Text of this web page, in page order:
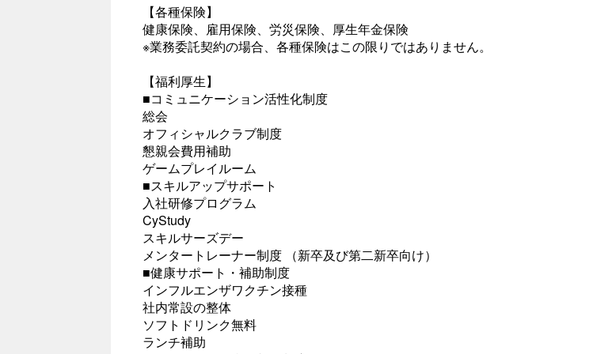
【各種保険】
健康保険、雇用保険、労災保険、厚生年金保険
※業務委託契約の場合、各種保険はこの限りではありません。
【福利厚生】
■コミュニケーション活性化制度
総会
オフィシャルクラブ制度
懇親会費用補助
ゲームプレイルーム
■スキルアップサポート
入社研修プログラム
CyStudy
スキルサーズデー
メンタートレーナー制度 （新卒及び第二新卒向け）
■健康サポート・補助制度
インフルエンザワクチン接種
社内常設の整体
ソフトドリンク無料
ランチ補助